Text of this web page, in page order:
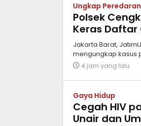
Ungkap
Polsek
Keras Daftar
Jakarta Barat,
mengungkap kasus
4 jam yang lalu
Gaya Hidup
Cegah HIV
Unair dan